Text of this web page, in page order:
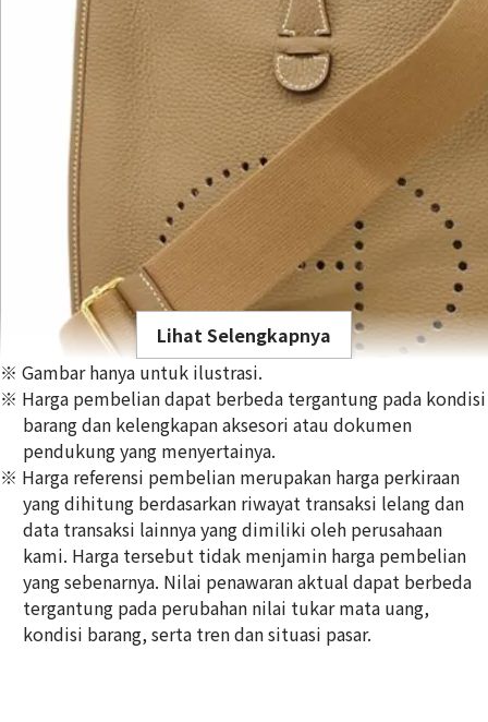
Hermes Evelyn GM shoulder bag
Referensi Harga Buyback
56.879.743
Lihat Selengkapnya
※ Gambar hanya untuk ilustrasi.
※ Harga pembelian dapat berbeda tergantung pada kondisi
barang dan kelengkapan aksesori atau dokumen
pendukung yang menyertainya.
※ Harga referensi pembelian merupakan harga perkiraan
yang dihitung berdasarkan riwayat transaksi lelang dan
data transaksi lainnya yang dimiliki oleh perusahaan
kami. Harga tersebut tidak menjamin harga pembelian
yang sebenarnya. Nilai penawaran aktual dapat berbeda
tergantung pada perubahan nilai tukar mata uang,
kondisi barang, serta tren dan situasi pasar.